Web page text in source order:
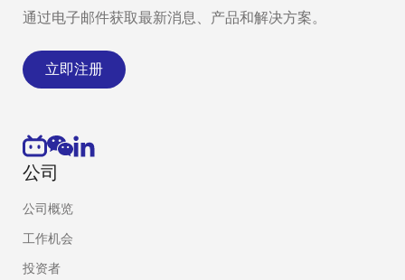
通过电子邮件获取最新消息、产品和解决方案。
立即注册
公司
公司概览
工作机会
投资者